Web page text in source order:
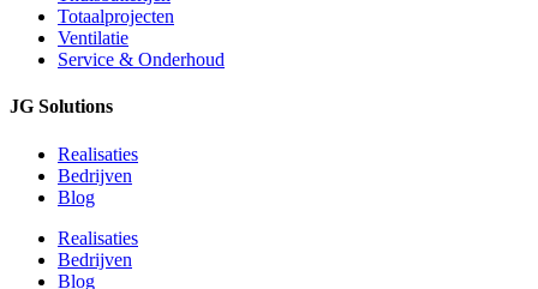
Totaalprojecten
Ventilatie
Service & Onderhoud
JG Solutions
Realisaties
Bedrijven
Blog
Realisaties
Bedrijven
Blog